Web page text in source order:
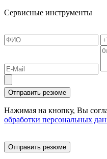
Сервисные инструменты
Отправить резюме
Нажимая на кнопку, Вы
обработки персональных
Отправить резюме